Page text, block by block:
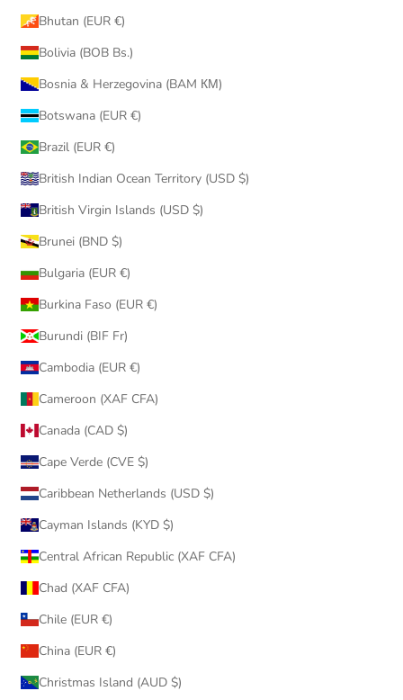
Bhutan (EUR €)
Bolivia (BOB Bs.)
Bosnia & Herzegovina (BAM КМ)
Botswana (EUR €)
Brazil (EUR €)
British Indian Ocean Territory (USD $)
British Virgin Islands (USD $)
Brunei (BND $)
Bulgaria (EUR €)
Burkina Faso (EUR €)
Burundi (BIF Fr)
Cambodia (EUR €)
Cameroon (XAF CFA)
Canada (CAD $)
Cape Verde (CVE $)
Caribbean Netherlands (USD $)
Cayman Islands (KYD $)
Central African Republic (XAF CFA)
Chad (XAF CFA)
Chile (EUR €)
China (EUR €)
Christmas Island (AUD $)